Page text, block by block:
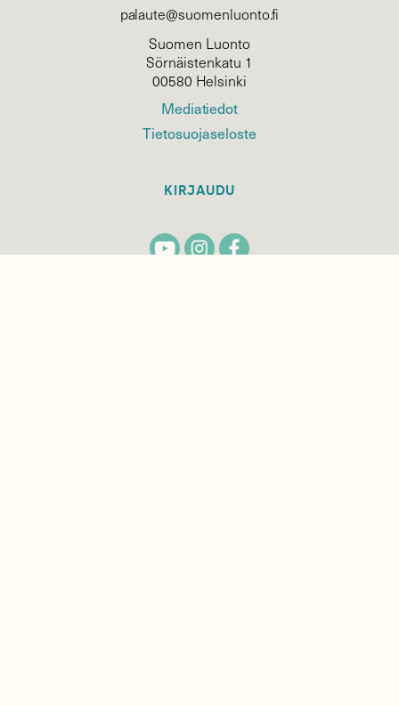
palaute@suomenluonto.fi
Suomen Luonto
Sörnäistenkatu 1
00580 Helsinki
Mediatiedot
Tietosuojaseloste
KIRJAUDU